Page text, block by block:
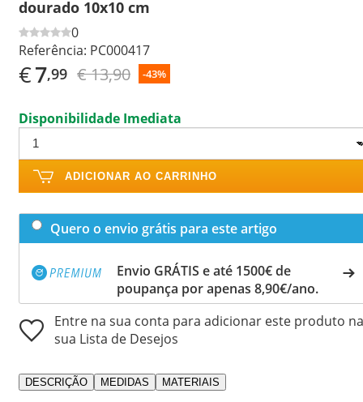
dourado 10x10 cm
0
Referência: PC000417
€7,99 € 13,90 -43%
Disponibilidade Imediata
ADICIONAR AO CARRINHO
Quero o envio grátis para este artigo
Envio GRÁTIS e até 1500€ de
poupança por apenas 8,90€/ano.
Entre na sua conta para adicionar este produto na
sua Lista de Desejos
DESCRIÇÃO MEDIDAS MATERIAIS